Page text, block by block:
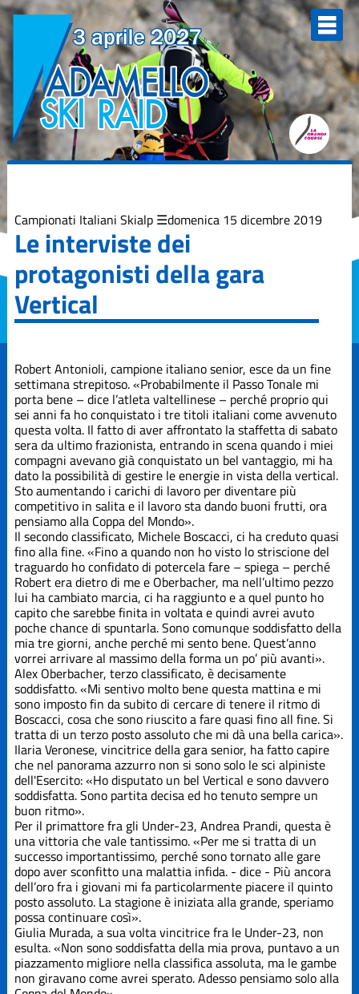
Campionati Italiani Skialp domenica 15 dicembre 2019
Le interviste dei
protagonisti della gara
Vertical
Robert Antonioli, campione italiano senior, esce da un fine
settimana strepitoso. «Probabilmente il Passo Tonale mi
porta bene – dice l’atleta valtellinese – perché proprio qui
sei anni fa ho conquistato i tre titoli italiani come avvenuto
questa volta. Il fatto di aver affrontato la staffetta di sabato
sera da ultimo frazionista, entrando in scena quando i miei
compagni avevano già conquistato un bel vantaggio, mi ha
dato la possibilità di gestire le energie in vista della vertical.
Sto aumentando i carichi di lavoro per diventare più
competitivo in salita e il lavoro sta dando buoni frutti, ora
pensiamo alla Coppa del Mondo».
Il secondo classificato, Michele Boscacci, ci ha creduto quasi
fino alla fine. «Fino a quando non ho visto lo striscione del
traguardo ho confidato di potercela fare – spiega – perché
Robert era dietro di me e Oberbacher, ma nell’ultimo pezzo
lui ha cambiato marcia, ci ha raggiunto e a quel punto ho
capito che sarebbe finita in voltata e quindi avrei avuto
poche chance di spuntarla. Sono comunque soddisfatto della
mia tre giorni, anche perché mi sento bene. Quest’anno
vorrei arrivare al massimo della forma un po’ più avanti».
Alex Oberbacher, terzo classificato, è decisamente
soddisfatto. «Mi sentivo molto bene questa mattina e mi
sono imposto fin da subito di cercare di tenere il ritmo di
Boscacci, cosa che sono riuscito a fare quasi fino all fine. Si
tratta di un terzo posto assoluto che mi dà una bella carica».
Ilaria Veronese, vincitrice della gara senior, ha fatto capire
che nel panorama azzurro non si sono solo le sci alpiniste
dell'Esercito: «Ho disputato un bel Vertical e sono davvero
soddisfatta. Sono partita decisa ed ho tenuto sempre un
buon ritmo».
Per il primattore fra gli Under-23, Andrea Prandi, questa è
una vittoria che vale tantissimo. «Per me si tratta di un
successo importantissimo, perché sono tornato alle gare
dopo aver sconfitto una malattia infida. - dice - Più ancora
dell’oro fra i giovani mi fa particolarmente piacere il quinto
posto assoluto. La stagione è iniziata alla grande, speriamo
possa continuare così».
Giulia Murada, a sua volta vincitrice fra le Under-23, non
esulta. «Non sono soddisfatta della mia prova, puntavo a un
piazzamento migliore nella classifica assoluta, ma le gambe
non giravano come avrei sperato. Adesso pensiamo solo alla
degli
notizie:
Adamello Ski
Raid Junior
Campionati
Italiani
Skialp
2013
Edizione
2015
Edizione
2017
Edizione
2019
Edizione
2021
Edizione
2023
Edizione
2025
La Grande
Course
Trofeo Crazy
Idea